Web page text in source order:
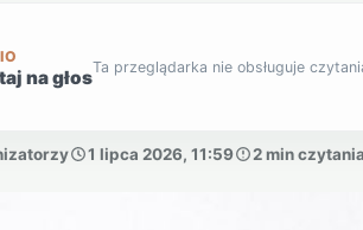
na głosTa przeglądarka nie obsługuje
1 lipca 2026, 11:59 2 min czytania